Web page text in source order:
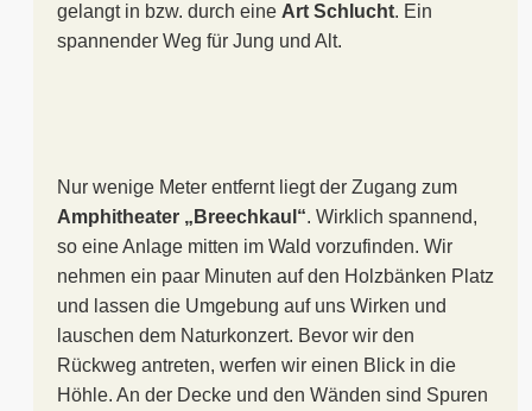
gelangt in bzw. durch eine Art Schlucht. Ein
spannender Weg für Jung und Alt.
Nur wenige Meter entfernt liegt der Zugang zum
Amphitheater „Breechkaul“. Wirklich spannend,
so eine Anlage mitten im Wald vorzufinden. Wir
nehmen ein paar Minuten auf den Holzbänken Platz
und lassen die Umgebung auf uns Wirken und
lauschen dem Naturkonzert. Bevor wir den
Rückweg antreten, werfen wir einen Blick in die
Höhle. An der Decke und den Wänden sind Spuren